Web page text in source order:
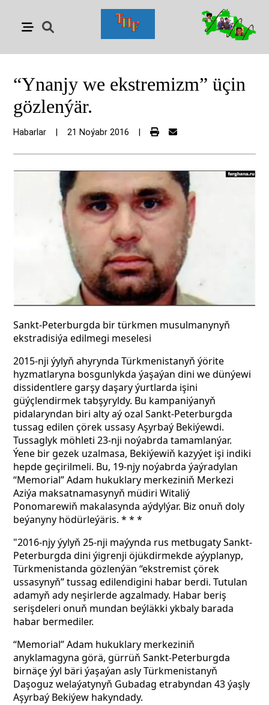
“Ynanjy we ekstremizm” üçin
gözlenýär.
Habarlar 21 Noýabr 2016
Sankt-Peterburgda bir türkmen musulmanynyň
ekstradisiýa edilmegi meselesi
2015-nji ýylyň ahyrynda Türkmenistanyň ýörite
hyzmatlaryna bosgunlykda ýaşaýan dini we dünýewi
dissidentlere garşy daşary ýurtlarda işini
güýçlendirmek tabşyryldy. Bu kampaniýanyň
pidalaryndan biri alty aý ozal Sankt-Peterburgda
tussag edilen çörek ussasy Aşyrbaý Bekiýewdi.
Tussaglyk möhleti 23-nji noýabrda tamamlanýar.
Ýene bir gezek uzalmasa, Bekiýewiň kazyýet işi indiki
hepde geçirilmeli. Bu, 19-njy noýabrda ýaýradylan
“Memorial” Adam hukuklary merkeziniň Merkezi
Aziýa maksatnamasynyň müdiri Witaliý
Ponomarewiň makalasynda aýdylýar. Biz onuň doly
beýanyny hödürleýäris. * * *
"2016-njy ýylyň 25-nji maýynda rus metbugaty Sankt-
Peterburgda dini ýigrenji öjükdirmekde aýyplanyp,
Türkmenistanda gözlenýän “ekstremist çörek
ussasynyň” tussag edilendigini habar berdi. Tutulan
adamyň ady neşirlerde agzalmady. Habar beriş
serişdeleri onuň mundan beýläkki ykbaly barada
habar bermediler.
“Memorial” Adam hukuklary merkeziniň
anyklamagyna görä,gürrüň Sankt-Peterburgda
birnäçe ýyl bäri ýaşaýan asly Türkmenistanyň
Daşoguz welaýatynyň Gubadag etrabyndan 43 ýaşly
Aşyrbaý Bekiýew hakyndady.